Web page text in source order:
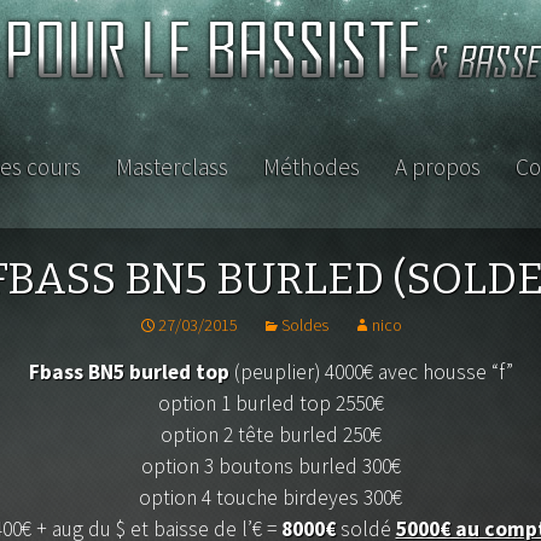
cours Masterclass Méthodes A propos
BN5 BURLED
27/03/2015 Soldes nico
Fbass BN5 burled top(peuplier) 4000€ avec housse “f”
option 1 burled top 2550€
option 2 tête burled 250€
option 3 boutons burled 300€
option 4 touche birdeyes 300€
+ aug du $ et baisse de l’€ = 8000€soldé 5000€ au